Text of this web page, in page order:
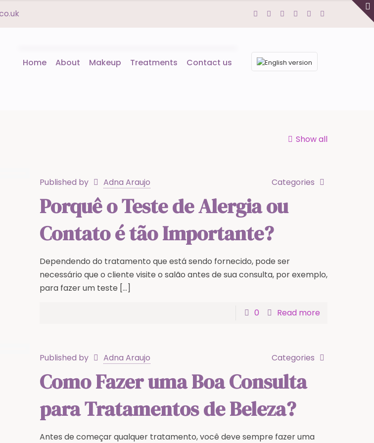
Home About Makeup Treatments Contact us
Show all
Published by Adna Araujo Categories
Porquê o Teste de Alergia ou
Contato é tão Importante?
Dependendo do tratamento que está sendo fornecido, pode ser
necessário que o cliente visite o salão antes de sua consulta, por exemplo,
para fazer um teste […]
0 Read more
Published by Adna Araujo Categories
Como Fazer uma Boa Consulta
para Tratamentos de Beleza?
Antes de começar qualquer tratamento, você deve sempre fazer uma